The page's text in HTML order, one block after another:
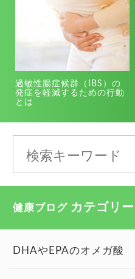
過敏性腸症候群（IBS）の
発症を軽減するための行動
とは
健康ブログ カテゴリー
DHAやEPAのオメガ酸